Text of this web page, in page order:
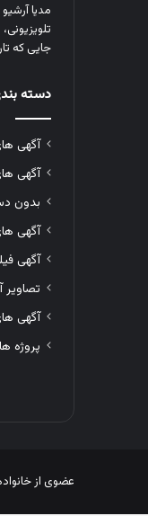
مدیا
جایی که
دسته
آگهی
آگهی
بدون
آگهی
آگهی
تصاویر
آگهی
پروژه
عضوی از